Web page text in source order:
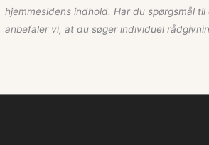
hjemmesidens indhold. Har du spørgsmål
anbefaler vi, at du søger individuel